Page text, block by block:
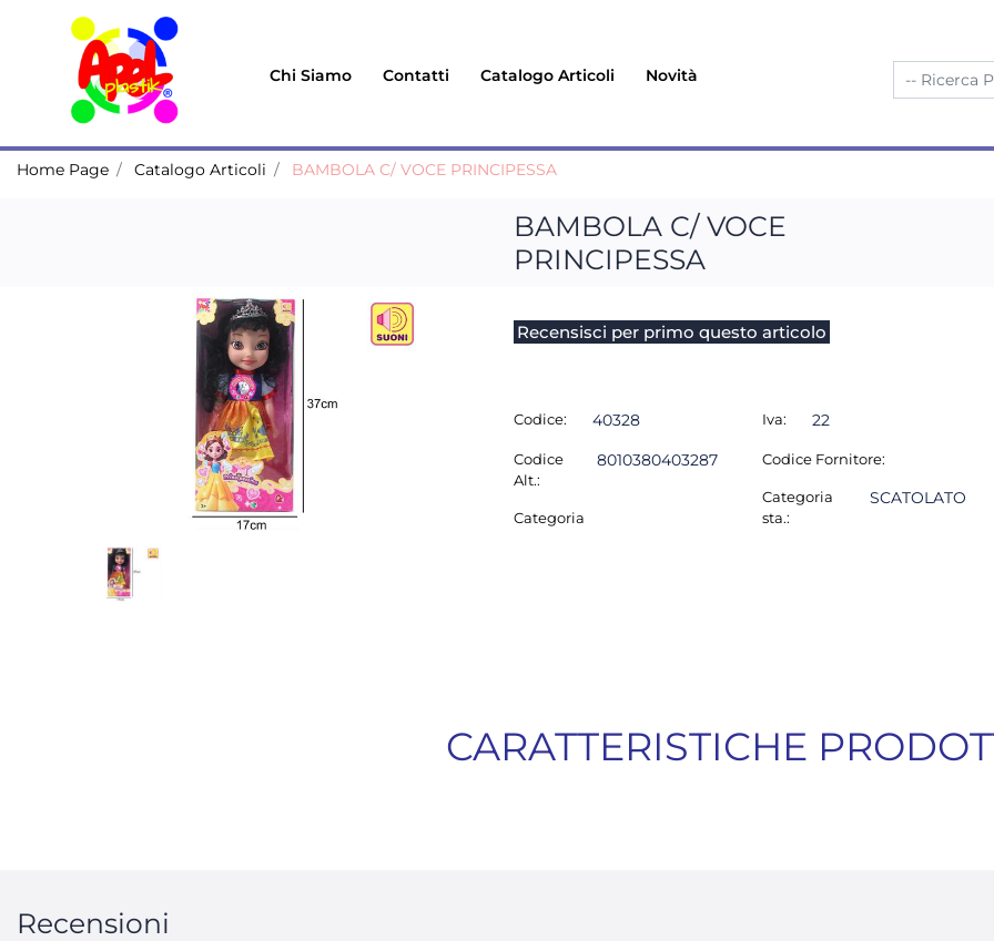
Chi Siamo Contatti Catalogo Articoli Novità
Home Page Catalogo Articoli BAMBOLA C/ VOCE PRINCIPESSA
BAMBOLA C/ VOCE
PRINCIPESSA
Recensisci per primo questo articolo
Codice: 40328
Codice
Alt.:
8010380403287
Categoria
Iva: 22
Codice Fornitore:
Categoria
sta.:
SCATOLATO
CARATTERISTICHE
Recensioni